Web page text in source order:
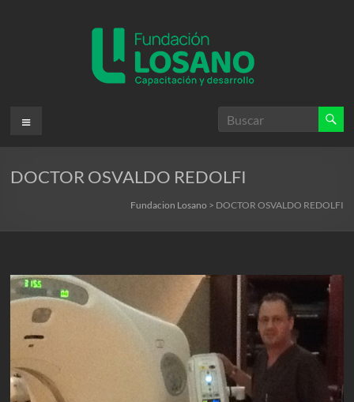
Fundacion
Fundación
para
y
desarrollo
Menú
DOCTOR OSVALDO REDOLFI
Fundacion Losano > DOCTOR OSVALDO REDOLFI